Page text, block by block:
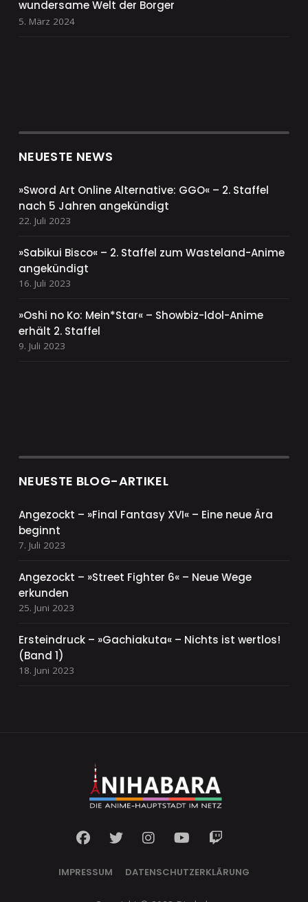
wundersame Welt der Borger
5. März 2024
NEUESTE NEWS
»Sword Art Online Alternative: GGO« – 2. Staffel
nach 5 Jahren angekündigt
22. Juli 2023
»Sabikui Bisco« – 2. Staffel zum Wasteland-Anime
angekündigt
16. Juli 2023
»Oshi no Ko: Mein*Star« – Showbiz-Idol-Anime
erhält 2. Staffel
9. Juli 2023
NEUESTE BLOG-ARTIKEL
Angezockt – »Final Fantasy XVI« – Eine neue Ära
beginnt
7. Juli 2023
Angezockt – »Street Fighter 6« – Neue Wege
erkunden
25. Juni 2023
Ersteindruck – »Gachiakuta« – Nichts ist wertlos!
(Band 1)
18. Juni 2023
IMPRESSUM DATENSCHUTZERKLÄRUNG